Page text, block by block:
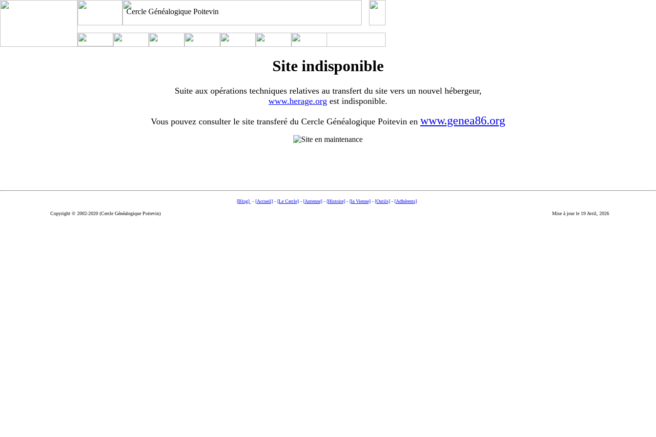
Cercle Généalogique Poitevin
Site indisponible
Suite aux opérations techniques relatives au transfert du site vers un nouvel hébergeur,
www.herage.org est indisponible.
Vous pouvez consulter le site transferé du Cercle Généalogique Poitevin en www.genea86.org
[Blog] - [Accueil]- [Le Cercle]- [Antenne]- [Histoire]- [la Vienne]- [Outils]- [Adhérents]
Copyright © 2002-2020 (Cercle Généalogique Poitevin) Mise à jour le 19 Avril, 2026